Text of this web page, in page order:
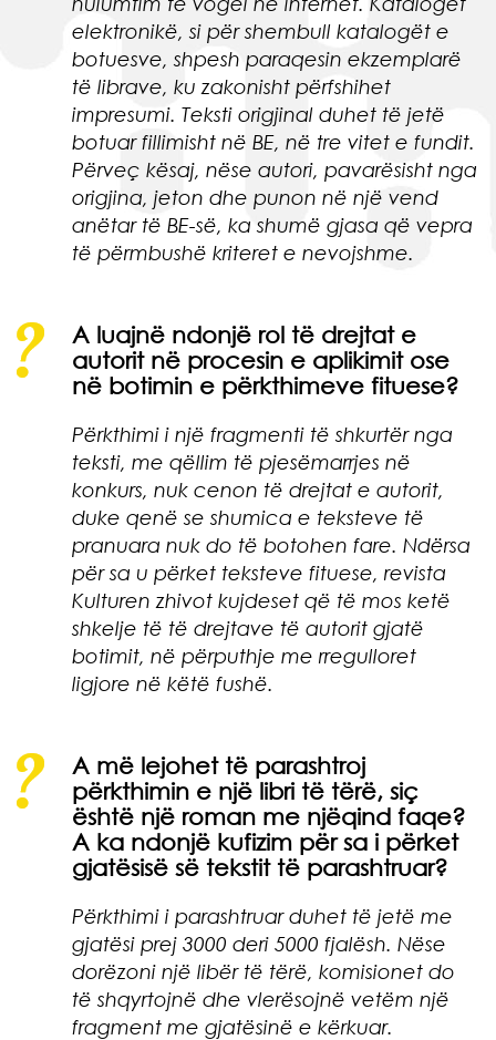
elektronikë, si për shembull katalogët e
botuesve, shpesh paraqesin ekzemplarë
të librave, ku zakonisht përfshihet
impresumi. Teksti origjinal duhet të jetë
botuar fillimisht në BE, në tre vitet e fundit.
Përveç kësaj, nëse autori, pavarësisht nga
origjina, jeton dhe punon në një vend
anëtar të BE-së, ka shumë gjasa që vepra
të përmbushë kriteret e nevojshme.
A luajnë ndonjë rol të drejtat e
autorit në procesin e aplikimit ose
në botimin e përkthimeve fituese?
Përkthimi i një fragmenti të shkurtër nga
teksti, me qëllim të pjesëmarrjes në
konkurs, nuk cenon të drejtat e autorit,
duke qenë se shumica e teksteve të
pranuara nuk do të botohen fare. Ndërsa
për sa u përket teksteve fituese, revista
Kulturen zhivot kujdeset që të mos ketë
shkelje të të drejtave të autorit gjatë
botimit, në përputhje me rregulloret
ligjore në këtë fushë.
A më lejohet të parashtroj
përkthimin e një libri të tërë, siç
është një roman me njëqind faqe?
A ka ndonjë kufizim për sa i përket
gjatësisë së tekstit të parashtruar?
Përkthimi i parashtruar duhet të jetë me
gjatësi prej 3000 deri 5000 fjalësh. Nëse
dorëzoni një libër të tërë, komisionet do
të shqyrtojnë dhe vlerësojnë vetëm një
fragment me gjatësinë e kërkuar.